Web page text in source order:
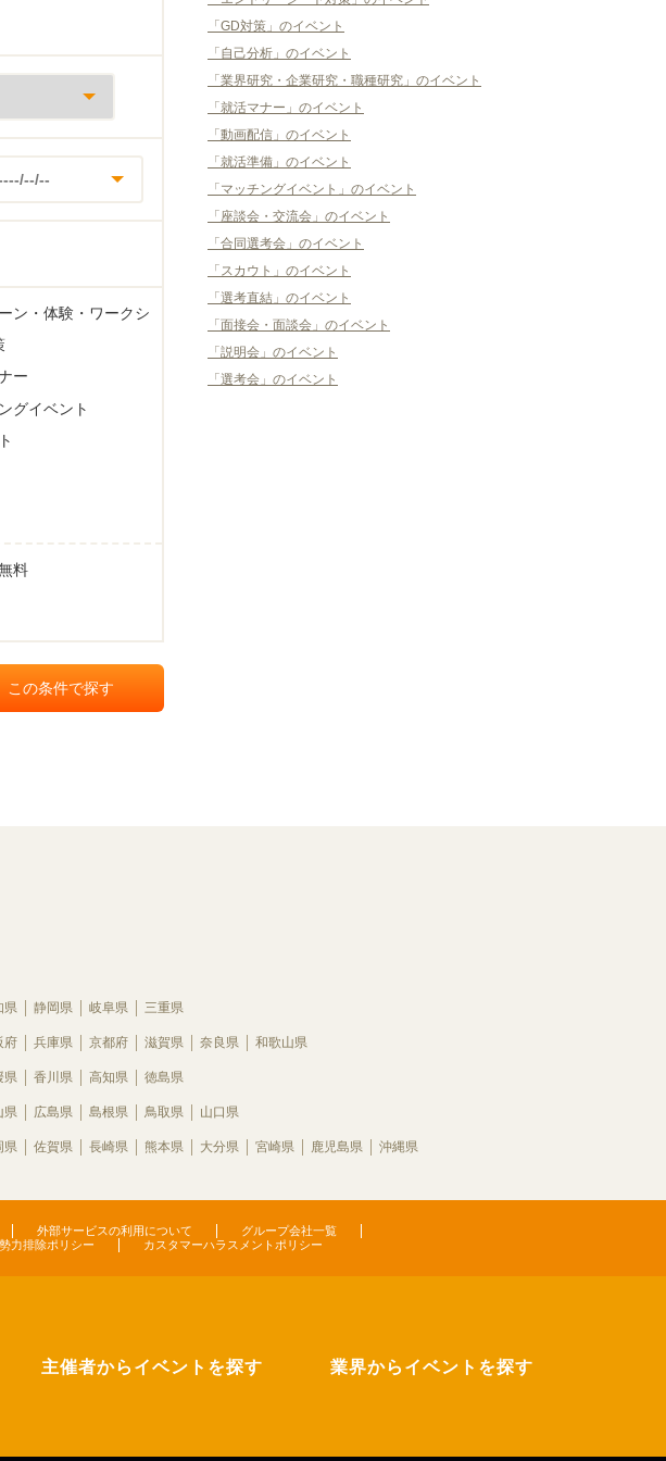
ン・体験・ワークシ
ー
グイベント
料
「GD対策」のイベント
「自己分析」のイベント
「業界研究・企業研究・職種研究」のイベント
「就活マナー」のイベント
「動画配信」のイベント
「就活準備」のイベント
「マッチングイベント」のイベント
「座談会・交流会」のイベント
「合同選考会」のイベント
「スカウト」のイベント
「選考直結」のイベント
「面接会・面談会」のイベント
「説明会」のイベント
「選考会」のイベント
県 静岡県 岐阜県 三重県
府 兵庫県 京都府 滋賀県 奈良県 和歌山県
県 香川県 高知県 徳島県
県 広島県 島根県 鳥取県 山口県
県 佐賀県 長崎県 熊本県 大分県 宮崎県 鹿児島県 沖縄県
外部サービスの利用について
グループ会社一覧
力排除ポリシー カスタマーハラスメントポリシー
主催者からイベントを探す 業界からイベントを探す